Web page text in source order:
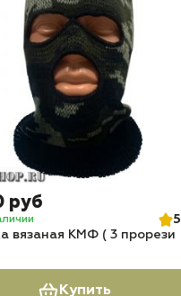
руб
5
вязаная КМФ ( 3 прорези
Купить